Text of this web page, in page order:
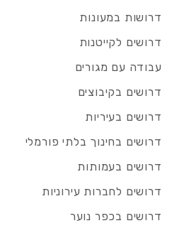
דרושות במעונות
דרושים לקייטנות
עבודה עם מגורים
דרושים בקיבוצים
דרושים בעיריות
דרושים בחינוך בלתי פורמלי
דרושים בעמותות
דרושים לחברות עירוניות
דרושים בכפר נוער